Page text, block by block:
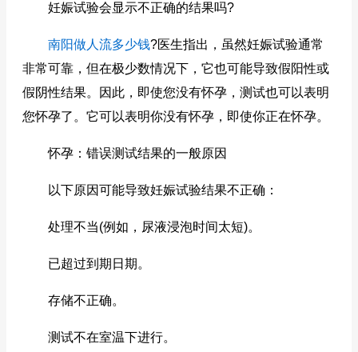
妊娠试验会显示不正确的结果吗?
南阳做人流多少钱?医生指出，虽然妊娠试验通常
非常可靠，但在极少数情况下，它也可能导致假阳性或
假阴性结果。因此，即使您没有怀孕，测试也可以表明
您怀孕了。它可以表明你没有怀孕，即使你正在怀孕。
怀孕：错误测试结果的一般原因
以下原因可能导致妊娠试验结果不正确：
处理不当(例如，尿液浸泡时间太短)。
已超过到期日期。
存储不正确。
测试不在室温下进行。